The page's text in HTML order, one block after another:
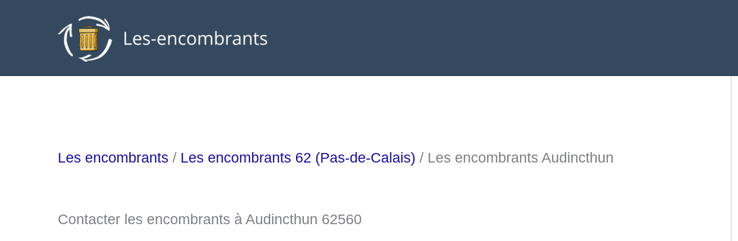
Les encombrants / Les encombrants 62 (Pas-de-Calais) / Les encombrants Audincthun
Contacter les encombrants à Audincthun 62560